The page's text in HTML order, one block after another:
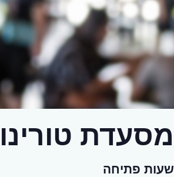
מסעדת טורינו
שעות פתיחה